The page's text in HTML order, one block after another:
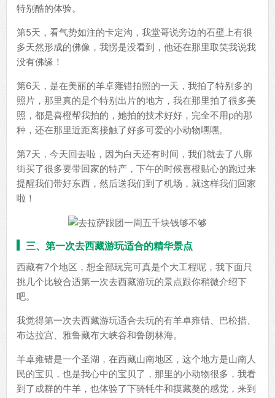
特别酷的体验。
第5天，看气势如注的卡定沟，我堂哥说旁边的石壁上有很
多天然形成的佛像，我愣是没看到，他还在那里取笑我说我
没有佛缘！
第6天，是在美丽的羊卓雍错拍照的一天，我拍了特别多的
照片，那里真的是个特别出片的地方，我在那里拍了很多美
照，都是喜橙帮我拍的，她拍的技术好好，完全不用p的那
种，还在那里近距离接触了好多可爱的小动物嘿嘿。
第7天，今天回去啦，因为白天还有时间，我们就去了八廓
街买了很多要带回家的特产，下午的时候喜橙贴心的跑过来
提醒我们带好东西，然后送我们到了机场，就这样我们回家
啦！
三、第一次去西藏游玩适合的精华景点
西藏有7个地区，想全部玩完可真是个大工程呢，我下面只
挑几个比较合适第一次去西藏游玩的景点跟你稍微介绍下
吧。
我觉得第一次去西藏游玩适合去玩的有羊卓雍错、巴松措、
布达拉宫、雅鲁藏布大峡谷和鲁朗林海。
羊卓雍错是一个圣湖，在西藏山南地区，这个地方是山南人
民的宝贝，也是我心中的宝贝了，那里的小动物很多，我看
到了成群的牛羊，也体验了下骑牦牛和摸藏獒的感觉，来到